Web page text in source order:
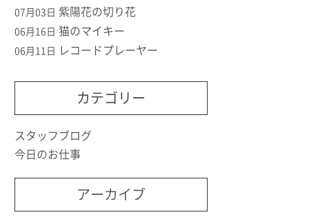
07月03日 紫陽花の切り花
06月16日 猫のマイキー
06月11日 レコードプレーヤー
カテゴリー
スタッフブログ
今日のお仕事
アーカイブ